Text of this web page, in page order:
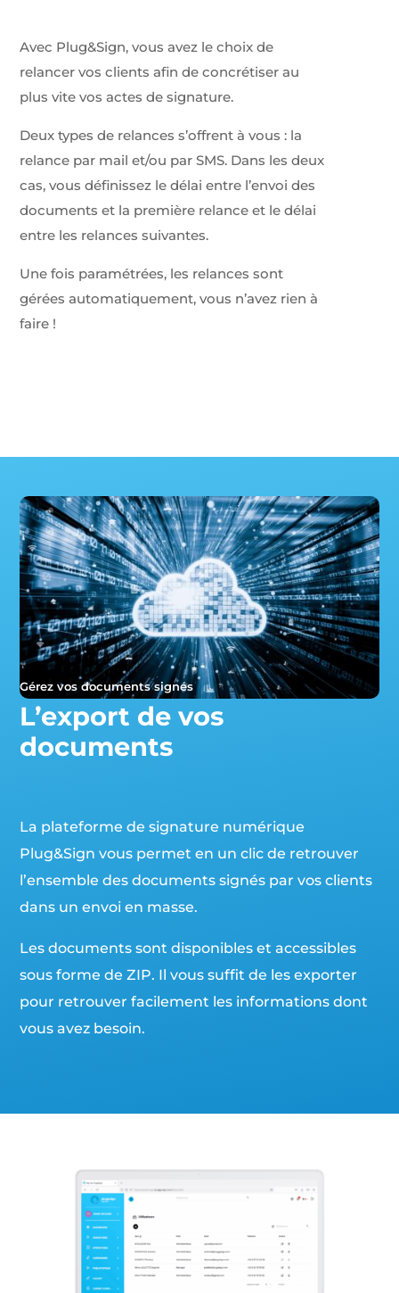
Avec Plug&Sign, vous avez le choix de
relancer vos clients afin de concrétiser au
plus vite vos actes de signature.
Deux types de relances s’offrent à vous : la
relance par mail et/ou par SMS. Dans les deux
cas, vous définissez le délai entre l’envoi des
documents et la première relance et le délai
entre les relances suivantes.
Une fois paramétrées, les relances sont
gérées automatiquement, vous n’avez rien à
faire !
L’export de vos
documents
Gérez vos documents signés
La plateforme de signature numérique
Plug&Sign vous permet en un clic de retrouver
l’ensemble des documents signés par vos clients
dans un envoi en masse.
Les documents sont disponibles et accessibles
sous forme de ZIP. Il vous suffit de les exporter
pour retrouver facilement les informations dont
vous avez besoin.